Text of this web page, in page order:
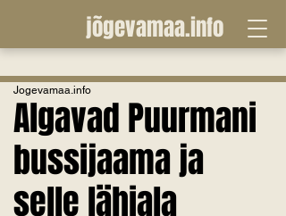
jõgevamaa.info
Algavad Puurmani
bussijaama ja
selle lähiala
Jogevamaa.info